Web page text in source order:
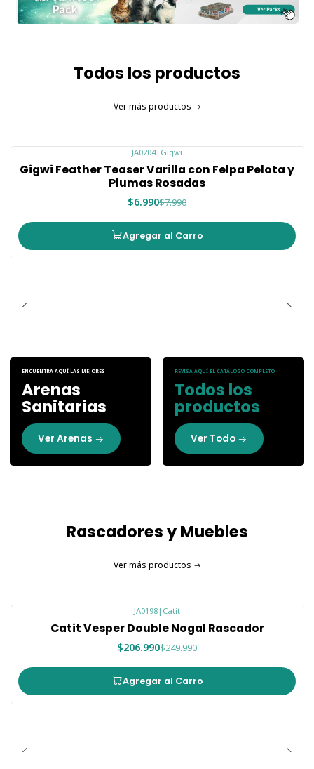
Todos los productos
Ver más productos
Nuevo
JA0204| Gigwi
Gigwi Feather Teaser Varilla con Felpa Pelota y
Plumas Rosadas
$6.990$7.990
Agregar al Carro
ENCUENTRA AQUÍ LAS MEJORES
Arenas
Sanitarias
Ver Arenas
REVISA AQUÍ EL CATÁLOGO COMPLETO
Todos los
productos
Ver Todo
Rascadores y Muebles
Ver más productos
JA0198 | Catit
Catit Vesper Double Nogal Rascador
$206.990$249.990
Agregar al Carro